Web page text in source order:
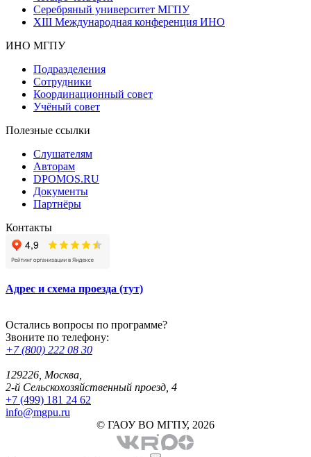
Серебряный университет МГПУ
XIII Международная конференция ИНО
ИНО МГПУ
Подразделения
Сотрудники
Координационный совет
Учёный совет
Полезные ссылки
Слушателям
Авторам
DPOMOS.RU
Документы
Партнёры
Контакты
Адрес и схема проезда (тут)
Остались вопросы по программе?
Звоните по телефону:
+7 (800) 222 08 30
129226, Москва,
2-й Сельскохозяйственный проезд, 4
+7 (499) 181 24 62
info@mgpu.ru
© ГАОУ ВО МГПУ, 2026